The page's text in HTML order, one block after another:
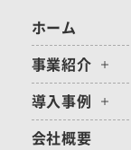
ホーム
事業紹介
導入事例
会社概要